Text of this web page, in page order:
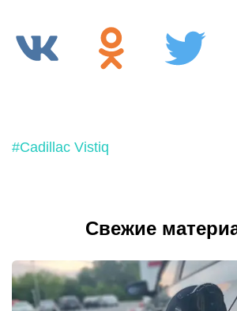
#Cadillac Vistiq
Свежие